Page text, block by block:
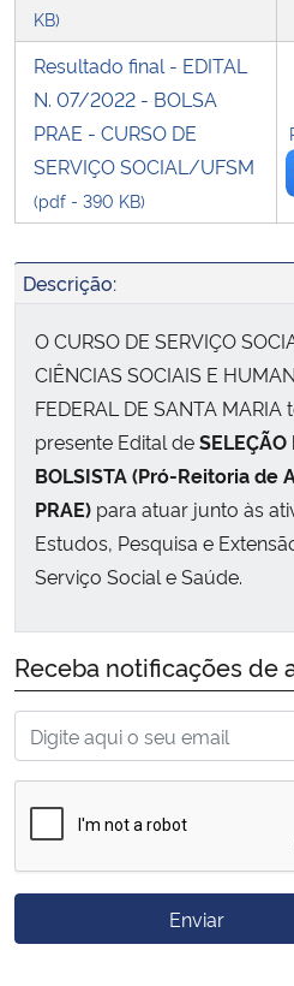
KB)
Resultado final - EDITAL
N. 07/2022 - BOLSA
PRAE - CURSO DE
SERVIÇO SOCIAL/UFSM
(pdf - 390 KB)
Descrição:
O CURSO DE SERVIÇO
CIÊNCIAS SOCIAIS E
FEDERAL DE SANTA
presente Edital deSELEÇÃO
BOLSISTA (Pró-Reitoria de
PRAE) para atuar junto às
Estudos, Pesquisa e
Serviço Social e Saúde.
Receba notificações de
Enviar